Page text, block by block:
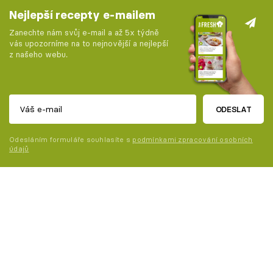
Nejlepší recepty e-mailem
Zanechte nám svůj e-mail a až 5x týdně
vás upozorníme na to nejnovější a nejlepší
z našeho webu.
ODESLAT
Odesláním formuláře souhlasíte s podmínkami zpracování osobních
údajů